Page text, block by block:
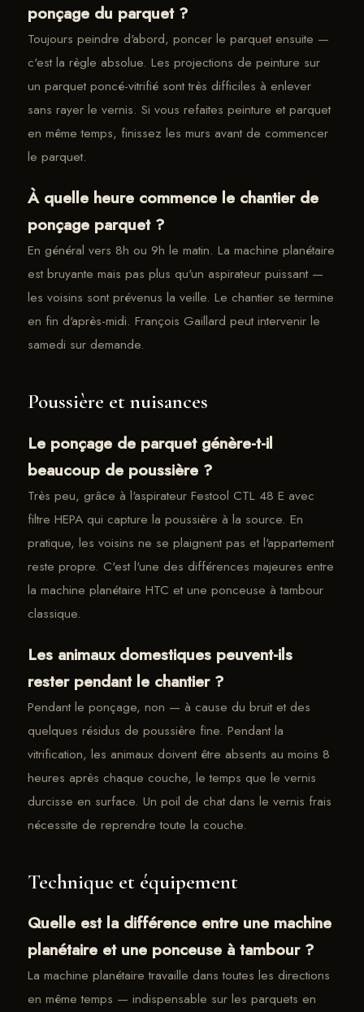
ponçage du parquet ?
Toujours peindre d'abord, poncer le parquet ensuite —
c'est la règle absolue. Les projections de peinture sur
un parquet poncé-vitrifié sont très difficiles à enlever
sans rayer le vernis. Si vous refaites peinture et parquet
en même temps, finissez les murs avant de commencer
le parquet.
À quelle heure commence le chantier de
ponçage parquet ?
En général vers 8h ou 9h le matin. La machine planétaire
est bruyante mais pas plus qu'un aspirateur puissant —
les voisins sont prévenus la veille. Le chantier se termine
en fin d'après-midi. François Gaillard peut intervenir le
samedi sur demande.
Poussière et nuisances
Le ponçage de parquet génère-t-il
beaucoup de poussière ?
Très peu, grâce à l'aspirateur Festool CTL 48 E avec
filtre HEPA qui capture la poussière à la source. En
pratique, les voisins ne se plaignent pas et l'appartement
reste propre. C'est l'une des différences majeures entre
la machine planétaire HTC et une ponceuse à tambour
classique.
Les animaux domestiques peuvent-ils
rester pendant le chantier ?
Pendant le ponçage, non — à cause du bruit et des
quelques résidus de poussière fine. Pendant la
vitrification, les animaux doivent être absents au moins 8
heures après chaque couche, le temps que le vernis
durcisse en surface. Un poil de chat dans le vernis frais
nécessite de reprendre toute la couche.
Technique et équipement
Quelle est la différence entre une machine
planétaire et une ponceuse à tambour ?
La machine planétaire travaille dans toutes les directions
en même temps — indispensable sur les parquets en